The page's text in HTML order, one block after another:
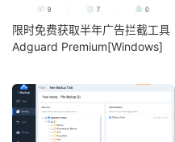
限时免费获取半年广告拦截工具
Adguard Premium[Windows]